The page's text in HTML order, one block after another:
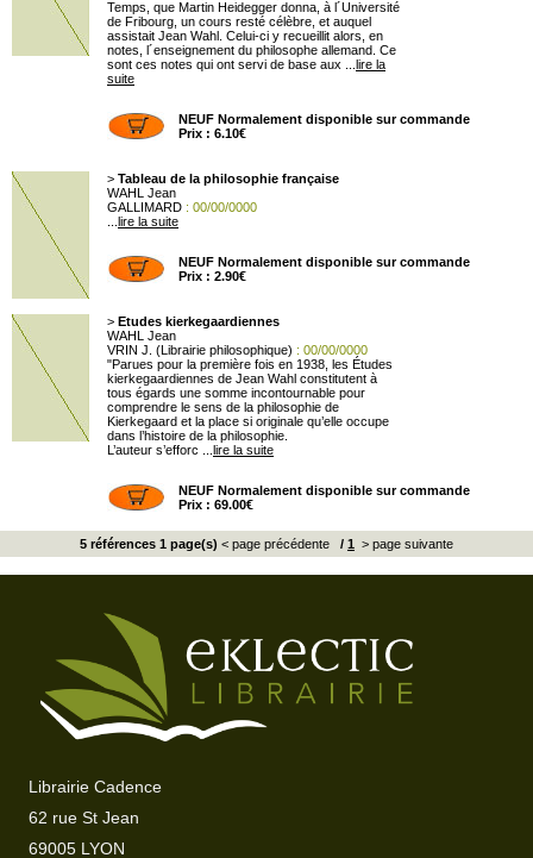
Temps, que Martin Heidegger donna, à l´Université
de Fribourg, un cours resté célèbre, et auquel
assistait Jean Wahl. Celui-ci y recueillit alors, en
notes, l´enseignement du philosophe allemand. Ce
sont ces notes qui ont servi de base aux ... lire la
suite
NEUF Normalement disponible sur commande
Prix : 6.10€
> Tableau de la philosophie française
WAHL Jean
GALLIMARD : 00/00/0000
lire la suite
NEUF Normalement disponible sur commande
Prix : 2.90€
> Etudes kierkegaardiennes
WAHL Jean
VRIN J. (Librairie philosophique) : 00/00/0000
"Parues pour la première fois en 1938, les Études
kierkegaardiennes de Jean Wahl constitutent à
tous égards une somme incontournable pour
comprendre le sens de la philosophie de
Kierkegaard et la place si originale qu’elle occupe
dans l’histoire de la philosophie.
L’auteur s’efforc ... lire la suite
NEUF Normalement disponible sur commande
Prix : 69.00€
5 références 1 page(s) < page précédente / 1 > page suivante
Librairie Cadence
62 rue St Jean
69005 LYON